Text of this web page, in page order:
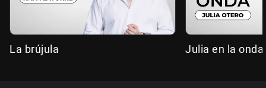
La brújula Julia en la onda